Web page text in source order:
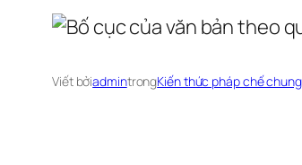
Viết bởiadmintrongKiến thức pháp chế chung